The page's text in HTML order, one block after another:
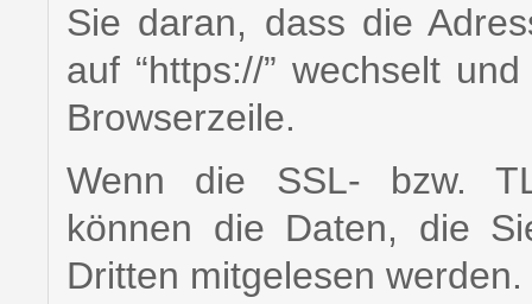
Sie daran, dass die
auf “https://” wechselt
Browserzeile.
Wenn die SSL- bzw.
können die Daten, die
Dritten mitgelesen werden.